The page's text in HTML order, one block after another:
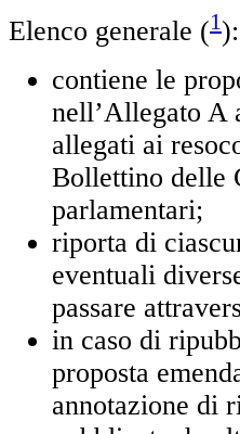
Elenco generale (1):
contiene le
nell’Allegato A
allegati ai
Bollettino delle
parlamentari;
riporta di
eventuali
passare
in caso di
proposta
annotazione di